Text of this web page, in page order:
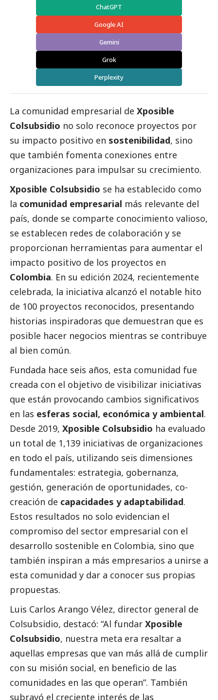
ChatGPT
Google AI
Gemini
Grok
Perplexity
La comunidad empresarial de Xposible
Colsubsidio no solo reconoce proyectos por
su impacto positivo en sostenibilidad, sino
que también fomenta conexiones entre
organizaciones para impulsar su crecimiento.
Xposible Colsubsidio se ha establecido como
la comunidad empresarial más relevante del
país, donde se comparte conocimiento valioso,
se establecen redes de colaboración y se
proporcionan herramientas para aumentar el
impacto positivo de los proyectos en
Colombia. En su edición 2024, recientemente
celebrada, la iniciativa alcanzó el notable hito
de 100 proyectos reconocidos, presentando
historias inspiradoras que demuestran que es
posible hacer negocios mientras se contribuye
al bien común.
Fundada hace seis años, esta comunidad fue
creada con el objetivo de visibilizar iniciativas
que están provocando cambios significativos
en las esferas social, económica y ambiental.
Desde 2019, Xposible Colsubsidio ha evaluado
un total de 1,139 iniciativas de organizaciones
en todo el país, utilizando seis dimensiones
fundamentales: estrategia, gobernanza,
gestión, generación de oportunidades, co-
creación de capacidades y adaptabilidad.
Estos resultados no solo evidencian el
compromiso del sector empresarial con el
desarrollo sostenible en Colombia, sino que
también inspiran a más empresarios a unirse a
esta comunidad y dar a conocer sus propias
propuestas.
Luis Carlos Arango Vélez, director general de
Colsubsidio, destacó: “Al fundar Xposible
Colsubsidio, nuestra meta era resaltar a
aquellas empresas que van más allá de cumplir
con su misión social, en beneficio de las
comunidades en las que operan”. También
subrayó el creciente interés de las